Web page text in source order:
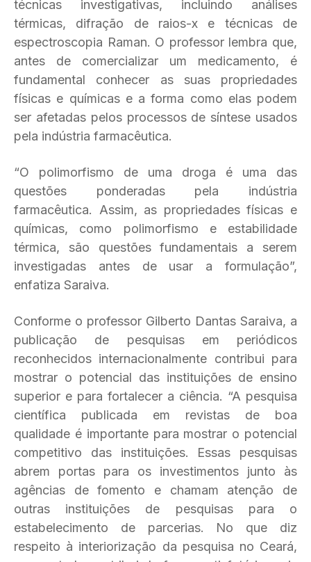
técnicas investigativas, incluindo análises
térmicas, difração de raios-x e técnicas de
espectroscopia Raman. O professor lembra que,
antes de comercializar um medicamento, é
fundamental conhecer as suas propriedades
físicas e químicas e a forma como elas podem
ser afetadas pelos processos de síntese usados
pela indústria farmacêutica.
“O polimorfismo de uma droga é uma das
questões ponderadas pela indústria
farmacêutica. Assim, as propriedades físicas e
químicas, como polimorfismo e estabilidade
térmica, são questões fundamentais a serem
investigadas antes de usar a formulação”,
enfatiza Saraiva.
Conforme o professor Gilberto Dantas Saraiva, a
publicação de pesquisas em periódicos
reconhecidos internacionalmente contribui para
mostrar o potencial das instituições de ensino
superior e para fortalecer a ciência. “A pesquisa
científica publicada em revistas de boa
qualidade é importante para mostrar o potencial
competitivo das instituições. Essas pesquisas
abrem portas para os investimentos junto às
agências de fomento e chamam atenção de
outras instituições de pesquisas para o
estabelecimento de parcerias. No que diz
respeito à interiorização da pesquisa no Ceará,